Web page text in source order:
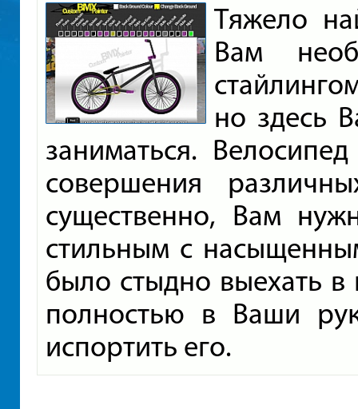
Тяжело
Вам
но здесь
заниматься.
совершения
существенно, Вам
стильным с
было стыдно выехать
полностью в Ваши
испортить его.